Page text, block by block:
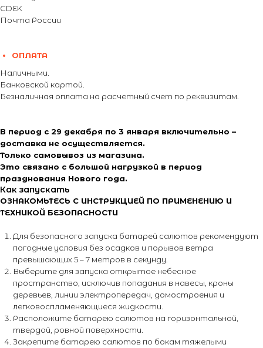
CDEK
Почта России
ОПЛАТА
Наличными.
Банковской картой.
Безналичная оплата на расчетный счет по реквизитам.
В период с 29 декабря по 3 января включительно –
доставка не осуществляется.
Только самовывоз из магазина.
Это связано с большой нагрузкой в период
празднования Нового года.
Как запускать
ОЗНАКОМЬТЕСЬ С ИНСТРУКЦИЕЙ ПО ПРИМЕНЕНИЮ И
ТЕХНИКОЙ БЕЗОПАСНОСТИ
Для безопасного запуска батарей салютов рекомендуют
погодные условия без осадков и порывов ветра
превышающих 5 – 7 метров в секунду.
Выберите для запуска открытое небесное
пространство, исключив попадания в навесы, кроны
деревьев, линии электропередач, домостроения и
легковоспламеняющиеся жидкости.
Расположите батарею салютов на горизонтальной,
твердой, ровной поверхности.
Закрепите батарею салютов по бокам тяжелыми